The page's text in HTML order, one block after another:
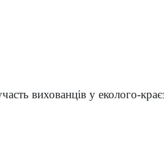
вихованців у еколого-